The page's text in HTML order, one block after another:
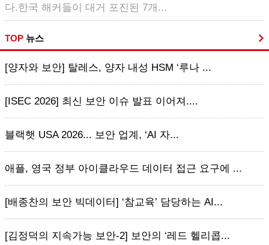
다.한국 해커들이 대거 포진된 7개...
TOP 뉴스
[양자와 보안] 탈레스, 양자 내성 HSM ‘루나 ...
[ISEC 2026] 최신 보안 이슈 발표 이어져....
블랙햇 USA 2026... 보안 업계, ‘AI 자...
애플, 영국 정부 아이클라우드 데이터 접근 요구에 ...
[배종찬의 보안 빅데이터] ‘참교육’ 담당하는 AI...
[김정덕의 지속가능 보안-2] 보안의 ‘레드 헬리콥...